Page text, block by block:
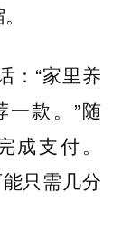
：“家里养
一款。”随
支付。
只需几分